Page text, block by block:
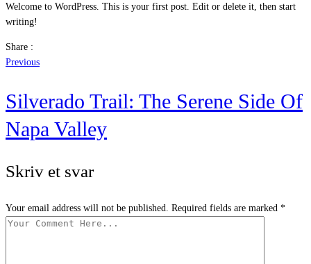
Welcome to WordPress. This is your first post. Edit or delete it, then start
writing!
Share :
Previous
Silverado Trail: The Serene Side Of
Napa Valley
Skriv et svar
Your email address will not be published. Required fields are marked *